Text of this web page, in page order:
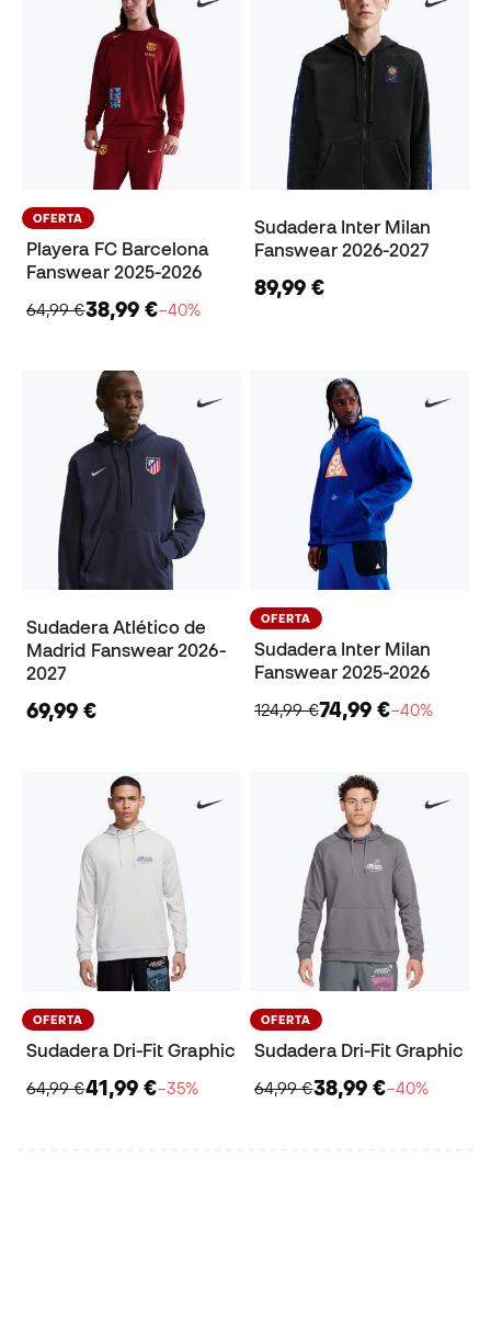
OFERTA
Playera FC Barcelona
Fanswear 2025-2026
64,99 €38,99 €−40%
Sudadera Inter Milan
Fanswear 2026-2027
89,99 €
Sudadera Atlético de
Madrid Fanswear 2026-
2027
69,99 €
OFERTA
Sudadera Inter Milan
Fanswear 2025-2026
124,99 €74,99 €−40%
OFERTA
Sudadera Dri-Fit Graphic
64,99 €41,99 €−35%
OFERTA
Sudadera Dri-Fit Graphic
64,99 €38,99 €−40%